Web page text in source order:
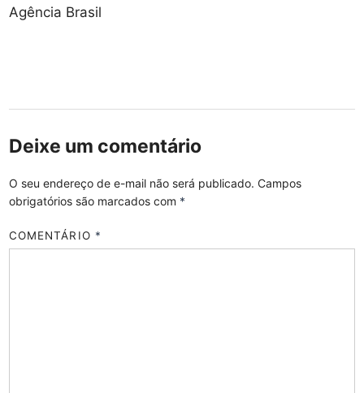
Agência Brasil
Deixe um comentário
O seu endereço de e-mail não será publicado. Campos
obrigatórios são marcados com *
COMENTÁRIO *